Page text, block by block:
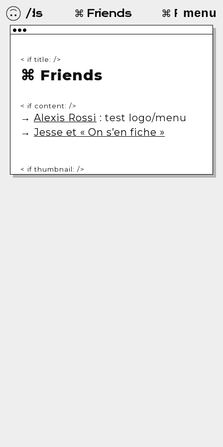
/ ⌘ Friends ⌘ Friends
menu
•••
< if title: />
⌘ Friends
< if content: />
→ Alexis Rossi : test logo/menu
→ Jesse et « On s’en fiche »
< if thumbnail: />